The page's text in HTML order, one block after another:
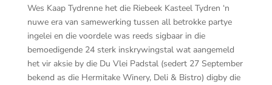
Wes Kaap Tydrenne het die Riebeek Kasteel Tydren ‘n
nuwe era van samewerking tussen all betrokke partye
ingelei en die voordele was reeds sigbaar in die
bemoedigende 24 sterk inskrywingstal wat aangemeld
het vir aksie by die Du Vlei Padstal (sedert 27 September
bekend as die Hermitake Winery, Deli & Bistro) digby die